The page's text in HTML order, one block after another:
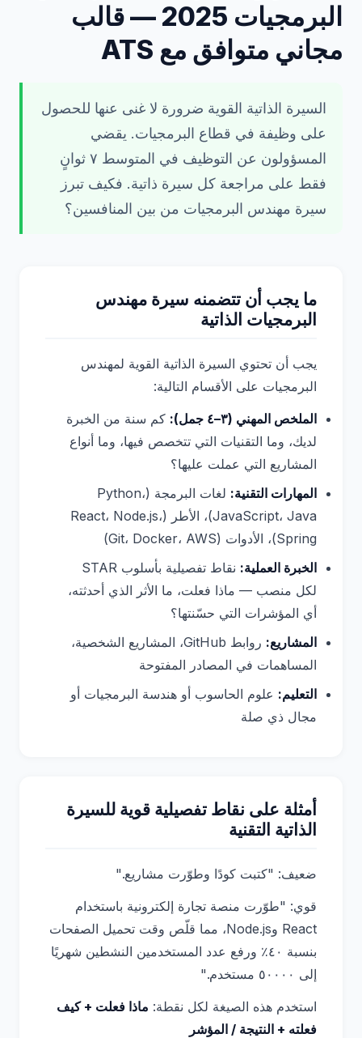
البرمجيات 2025 — قالب
مجاني متوافق مع ATS
السيرة الذاتية القوية ضرورة لا غنى عنها للحصول
على وظيفة في قطاع البرمجيات. يقضي
المسؤولون عن التوظيف في المتوسط ٧ ثوانٍ
فقط على مراجعة كل سيرة ذاتية. فكيف تبرز
سيرة مهندس البرمجيات من بين المنافسين؟
ما يجب أن تتضمنه سيرة مهندس
البرمجيات الذاتية
يجب أن تحتوي السيرة الذاتية القوية لمهندس
البرمجيات على الأقسام التالية:
الملخص المهني (٣–٤ جمل):
كم سنة من الخبرة
لديك، وما التقنيات التي تتخصص فيها، وما أنواع
المشاريع التي عملت عليها؟
المهارات التقنية:
لغات البرمجة (Python،
JavaScript، Java)، الأطر (React، Node.js،
Spring)، الأدوات (Git، Docker، AWS)
الخبرة العملية:
نقاط تفصيلية بأسلوب STAR
لكل منصب — ماذا فعلت، ما الأثر الذي أحدثته،
أي المؤشرات التي حسّنتها؟
المشاريع:
روابط GitHub، المشاريع الشخصية،
المساهمات في المصادر المفتوحة
التعليم: علوم الحاسوب أو هندسة البرمجيات أو
مجال ذي صلة
أمثلة على نقاط تفصيلية قوية للسيرة
الذاتية التقنية
ضعيف: "كتبت كودًا وطوّرت مشاريع."
قوي: "طوّرت منصة تجارة إلكترونية باستخدام
React وNode.js، مما قلّص وقت تحميل الصفحات
بنسبة ٤٠٪ ورفع عدد المستخدمين النشطين شهريًا
إلى ٥٠٠٠٠ مستخدم."
استخدم هذه الصيغة لكل نقطة: ماذا فعلت + كيف
فعلته + النتيجة / المؤشر